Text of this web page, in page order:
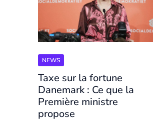
NEWS
Taxe sur la fortune
Danemark : Ce que la
Première ministre
propose